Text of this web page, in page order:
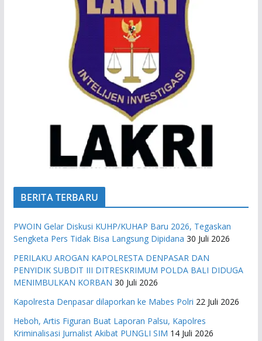
BERITA TERBARU
PWOIN Gelar Diskusi KUHP/KUHAP Baru 2026, Tegaskan
Sengketa Pers Tidak Bisa Langsung Dipidana 30 Juli 2026
PERILAKU AROGAN KAPOLRESTA DENPASAR DAN
PENYIDIK SUBDIT III DITRESKRIMUM POLDA BALI DIDUGA
MENIMBULKAN KORBAN 30 Juli 2026
Kapolresta Denpasar dilaporkan ke Mabes Polri 22 Juli 2026
Heboh, Artis Figuran Buat Laporan Palsu, Kapolres
Kriminalisasi Jurnalist Akibat PUNGLI SIM 14 Juli 2026